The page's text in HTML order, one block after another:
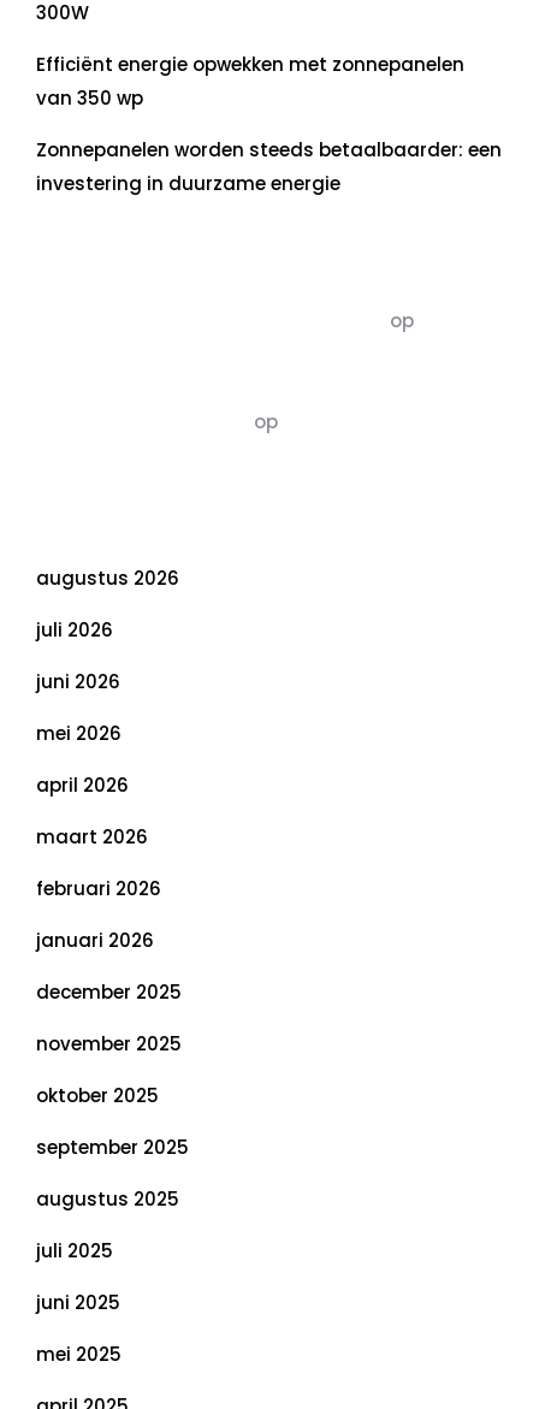
300W
Efficiënt energie opwekken met zonnepanelen
van 350 wp
Zonnepanelen worden steeds betaalbaarder: een
investering in duurzame energie
op
op
augustus 2026
juli 2026
juni 2026
mei 2026
april 2026
maart 2026
februari 2026
januari 2026
december 2025
november 2025
oktober 2025
september 2025
augustus 2025
juli 2025
juni 2025
mei 2025